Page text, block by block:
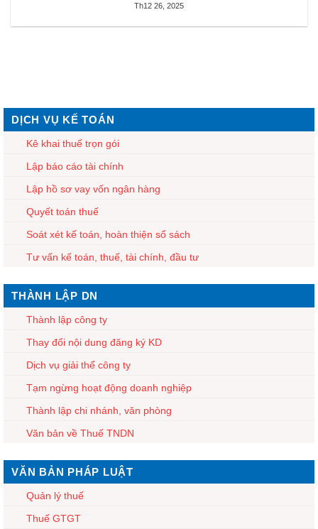
Th12 26, 2025
DỊCH VỤ KẾ TOÁN
Kê khai thuế trọn gói
Lập báo cáo tài chính
Lập hồ sơ vay vốn ngân hàng
Quyết toán thuế
Soát xét kế toán, hoàn thiện sổ sách
Tư vấn kế toán, thuế, tài chính, đầu tư
THÀNH LẬP DN
Thành lập công ty
Thay đổi nội dung đăng ký KD
Dịch vụ giải thể công ty
Tạm ngừng hoạt động doanh nghiệp
Thành lập chi nhánh, văn phòng
Văn bản về Thuế TNDN
VĂN BẢN PHÁP LUẬT
Quản lý thuế
Thuế GTGT